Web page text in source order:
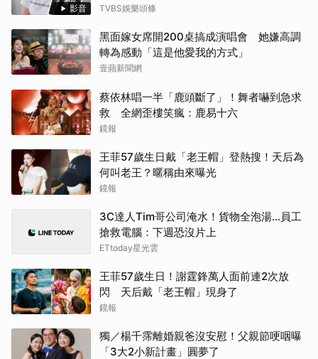
影音 TVBS娛樂頭條
黑面嫁女席開200桌搞成演唱會 她嫌高調
轉為感動「這是他愛我的方式」
壹蘋新聞網
蔡依林唱一半「鹿頭斷了」！舞者嚇到急求
救 全網歪樓笑瘋：鹿易十六
鏡報
王菲57歲生日戴「老王帽」登熱搜！天后為
何叫老王？暱稱由來曝光
鏡報
3C達人Tim哥公司淹水！貨物全泡湯…員工
搶救電腦：下週恐沒片上
ETtoday星光雲
王菲57歲生日！謝霆鋒萬人面前連2次放
閃 天后戴「老王帽」現身了
鏡報
獨／楊千霈離婚親爸沒安慰！父親節哽咽曝
「3大2小新計畫」圓夢了